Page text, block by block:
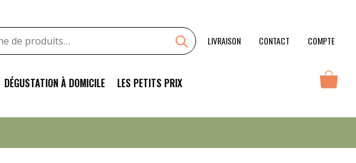
DÉGUSTATION À DOMICILE LES PETITS PRIX
LIVRAISON CONTACT COMPTE